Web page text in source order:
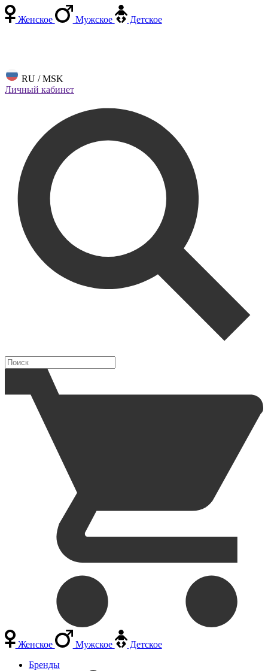
Женское Мужское Детское
RU / MSK
Личный кабинет
Женское Мужское
Детское
Бренды